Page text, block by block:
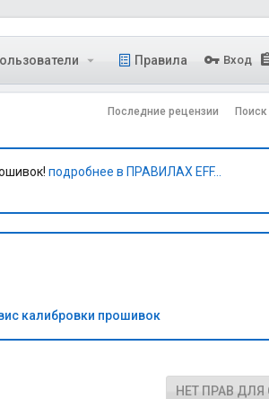
Правила Вход
Последние рецензии
подробнее в ПРАВИЛАХ EFF...
калибровки прошивок
НЕТ ПРАВ